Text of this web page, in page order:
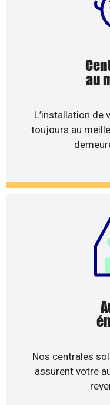
au
L’installation de
toujours au
Nos centrales
assurent votre